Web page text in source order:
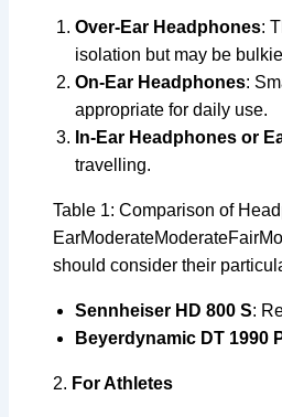
Over-Ear Headphones:
isolation but may be
On-Ear Headphones:
appropriate for daily use.
In-Ear Headphones or
travelling.
Table 1: Comparison of
should consider their
Sennheiser HD 800 S:
Beyerdynamic DT 1990
2. For Athletes